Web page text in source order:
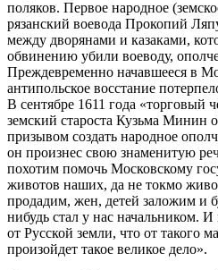
поляков. Первое народное
рязанский воевода Прокопий
между дворянами и казаками,
обвинению убили воеводу,
Преждевременно начавшееся в
антипольское восстание
В сентябре 1611 года «торговый
земский староста Кузьма Минин
призывом создать народное
он произнес свою знаменитую
похотим помочь Московскому
животов наших, да не токмо
продадим, жен, детей заложим и
нибудь стал у нас начальником. И
от Русской земли, что от такого
произойдет такое великое дело».